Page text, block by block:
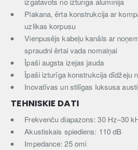
Plakana, ērta konstrukcija ar
uzlikas korpusu
Vienpusējs kabeļu kanāls ar
spraudni ērtai vada nomaiņai
Īpaši augsta izejas jauda
Īpaši izturīga konstrukcija dīdžeju
Inovatīvas un stilīgas luksusa
TEHNISKIE DATI
Frekvenču diapazons: 30 Hz–30
Akustiskais spiediens: 110 dB
Impedance: 25 omi